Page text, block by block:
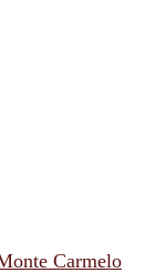
Carmelo